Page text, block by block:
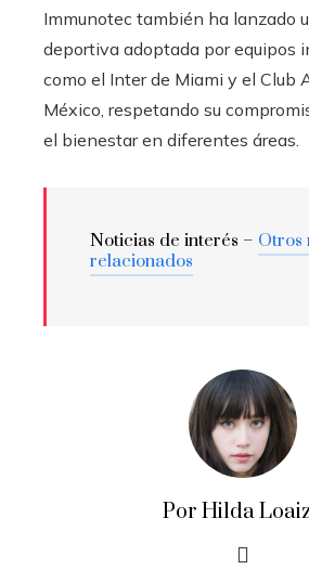
Immunotec también ha lanzado
deportiva adoptada por equipos
como el Inter de Miami y el Club
México, respetando su
el bienestar en diferentes áreas.
Noticias de interés – Otros
relacionados
Por Hilda